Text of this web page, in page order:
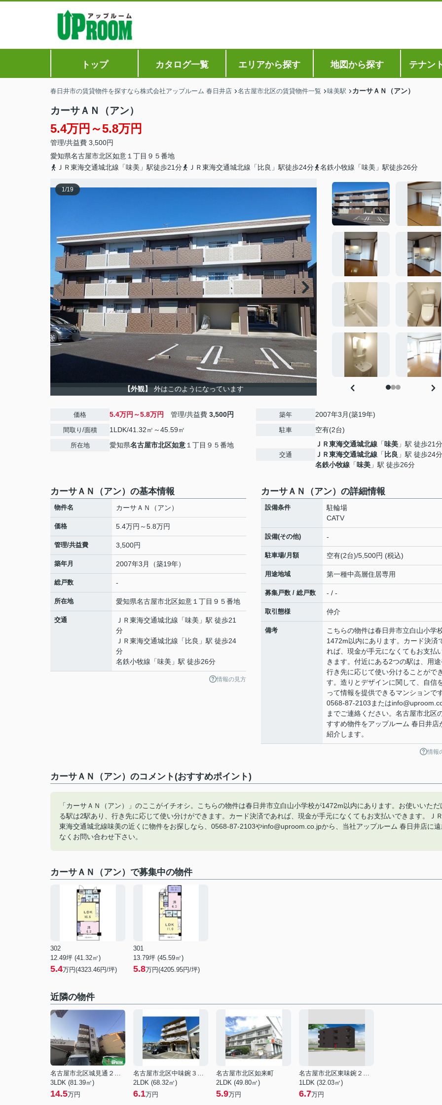
トップ カタログ一覧 エリアから探す 地図から探す テナン
春日井市の賃貸物件を探すなら株式会社アップルーム 春日井店 名古屋市北区の賃貸物件一覧 味美駅 カーサＡＮ（アン）
カーサＡＮ（アン）
5.4万円～5.8万円
管理/共益費 3,500円
愛知県名古屋市北区如意 １丁目９５番地
ＪＲ東海交通城北線「味美」駅徒歩21分
ＪＲ東海交通城北線「比良」駅徒歩24分 名鉄小牧線「味美」駅徒歩26分
1/19
【外観】 外はこのようになっています
価格 5.4万円～5.8万円 管理/共益費 3,500円
間取り/面積 1LDK/41.32㎡～45.59㎡
所在地 愛知県名古屋市北区如意 １丁目９５番地
築年 2007年3月(築19年)
駐車 空有(2台)
交通
ＪＲ東海交通城北線 「 味美 」駅 徒歩21分
ＪＲ東海交通城北線 「 比良 」駅 徒歩24分
名鉄小牧線 「 味美 」駅 徒歩26分
カーサＡＮ（アン）の基本情報
物件名 カーサＡＮ（アン）
価格 5.4万円～5.8万円
管理/共益費 3,500円
築年月 2007年3月（築19年）
総戸数 -
所在地 愛知県名古屋市北区如意 １丁目９５番地
交通 ＪＲ東海交通城北線 「味美 」駅 徒歩21
分
ＪＲ東海交通城北線 「 比良 」駅 徒歩24
分
名鉄小牧線 「味美 」駅 徒歩26分
情報の見方
カーサＡＮ（アン）の詳細情報
設備条件
駐輪場
CATV
設備(その他) -
駐車場/月額 空有(2台)/5,500円 (税込)
用途地域 第一種中高層住居専用
募集戸数 / 総戸数 - / -
取引態様 仲介
備考
こちらの物件は春日井市立白山小学
1472m以内にあります。カード決済
れば、現金が手元になくてもお支払
きます。付近にある2つの駅は、用
行き先に応じて使い分けることがで
す。造りとデザインに関して、自信
って情報を提供できるマンションです
0568-87-2103または
までご連絡ください。名古屋市北区
すすめ物件をアップルーム 春日井店
紹介します。
情報
カーサＡＮ（アン）のコメント(おすすめポイント)
「カーサＡＮ（アン）」のここがイチオシ。こちらの物件は春日井市立白山小学校が1472m以内にあります。お使いいただ
る駅は2駅あり、行き先に応じて使い分けができます。カード決済であれば、現金が手元になくてもお支払いできます。ＪＲ
東海交通城北線味美の近くに物件をお探しなら、0568-87-2103やinfo@uproom.co.jpから、当社アップルーム 春日井店に遠
なくお問い合わせ下さい。
カーサＡＮ（アン）で募集中の物件
302
12.49坪 (41.32㎡)
5.4万円(4323.46円/坪)
301
13.79坪 (45.59㎡)
5.8万円(4205.95円/坪)
近隣の物件
名古屋市北区城見通２丁目
3LDK (81.39㎡)
14.5万円
名古屋市北区中味鋺３丁目
2LDK (68.32㎡)
6.1万円
名古屋市北区如来町
2LDK (49.80㎡)
5.9万円
名古屋市北区東味鋺２丁目
1LDK (32.03㎡)
6.7万円